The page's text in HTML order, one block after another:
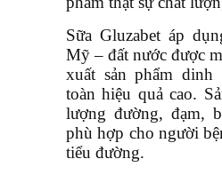
Sữa Gluzabet áp
Mỹ – đất nước được
xuất sản phẩm dinh
toàn hiệu quả cao.
lượng đường, đạm,
phù hợp cho người
tiểu đường.